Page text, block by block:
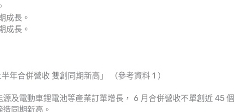
成長。
成長。
年合併營收 雙創同期新高」 （參考資料 1 ）
及電動車鋰電池等產業訂單增長， 6 月合併營收不單創近 45 個
同期新高。